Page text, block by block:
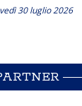
30 luglio 2026